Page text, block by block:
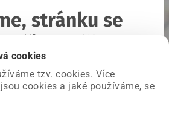
cookies
tzv. cookies. Více
cookies a jaké používáme, se
stránku se
naší straně a už ji opravujeme.
načíst požadovanou stránku.